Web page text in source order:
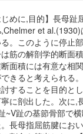
じめに,目的】長母
et
。このように停止
は筋の解剖学的断面
面積には有意な相
できると考えられる
することを目的と
に剖出した。次に,
~V趾の基節骨部で
。長母指屈筋腱にお